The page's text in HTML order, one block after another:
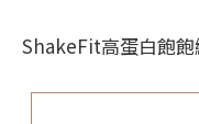
ShakeFit高蛋白飽飽